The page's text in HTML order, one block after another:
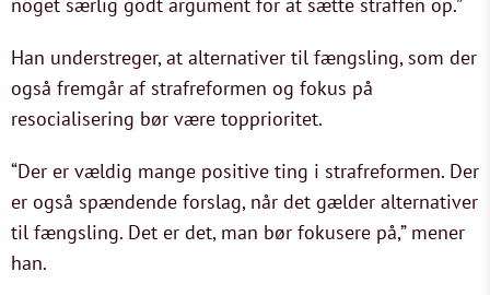
Han understreger, at alternativer til fængsling, som der
også fremgår af strafreformen og fokus på
resocialisering bør være topprioritet.
“Der er vældig mange positive ting i strafreformen. Der
er også spændende forslag, når det gælder alternativer
til fængsling. Det er det, man bør fokusere på,” mener
han.